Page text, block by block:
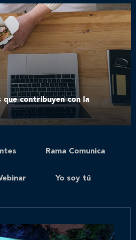
que contribuyen con la
Rama Comunica
Yo soy tú